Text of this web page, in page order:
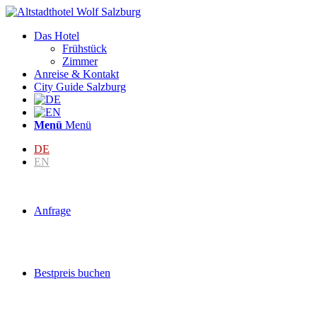
Das Hotel
Frühstück
Zimmer
Anreise & Kontakt
City Guide Salzburg
Menü Menü
DE
EN
Anfrage
Bestpreis buchen